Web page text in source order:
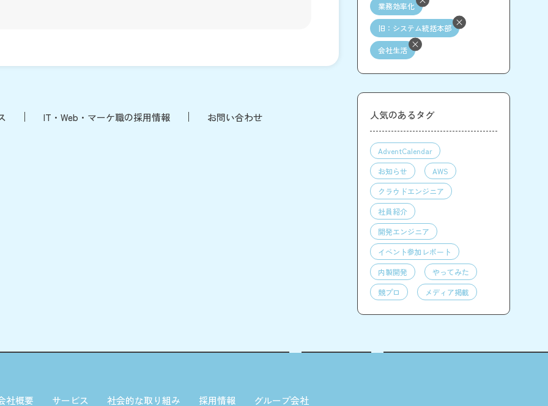
IT・Web・マーケ職の採用情報 お問い合わせ
業務効率化
旧：システム統括本部
会社生活
人気のあるタグ
AdventCalendar
お知らせ
AWS
クラウドエンジニア
社員紹介
開発エンジニア
イベント参加レポート
内製開発
やってみた
競プロ
メディア掲載
社概要 サービス 社会的な取り組み 採用情報 グループ会社